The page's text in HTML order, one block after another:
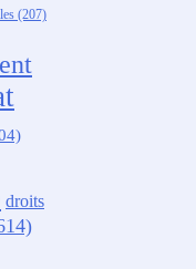
(207)
droits